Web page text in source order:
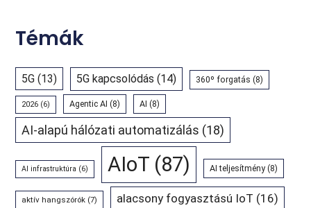
Témák
5G (13) 5G kapcsolódás (14) 360º forgatás (8)
2026 (6) Agentic AI (8) AI (8)
AI-alapú hálózati automatizálás (18)
AI infrastruktúra (6) AIoT (87) AI teljesítmény (8)
aktív hangszórók (7) alacsony fogyasztású IoT (16)